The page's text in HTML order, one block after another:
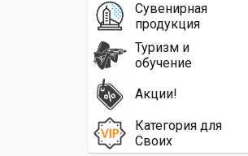
Сувенирная
продукция
Туризм и
обучение
Акции!
Категория для
Своих